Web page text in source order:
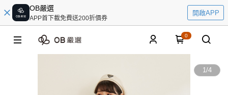
OB嚴選
APP首下載免費送200折價券
開啟APP
0
1/4